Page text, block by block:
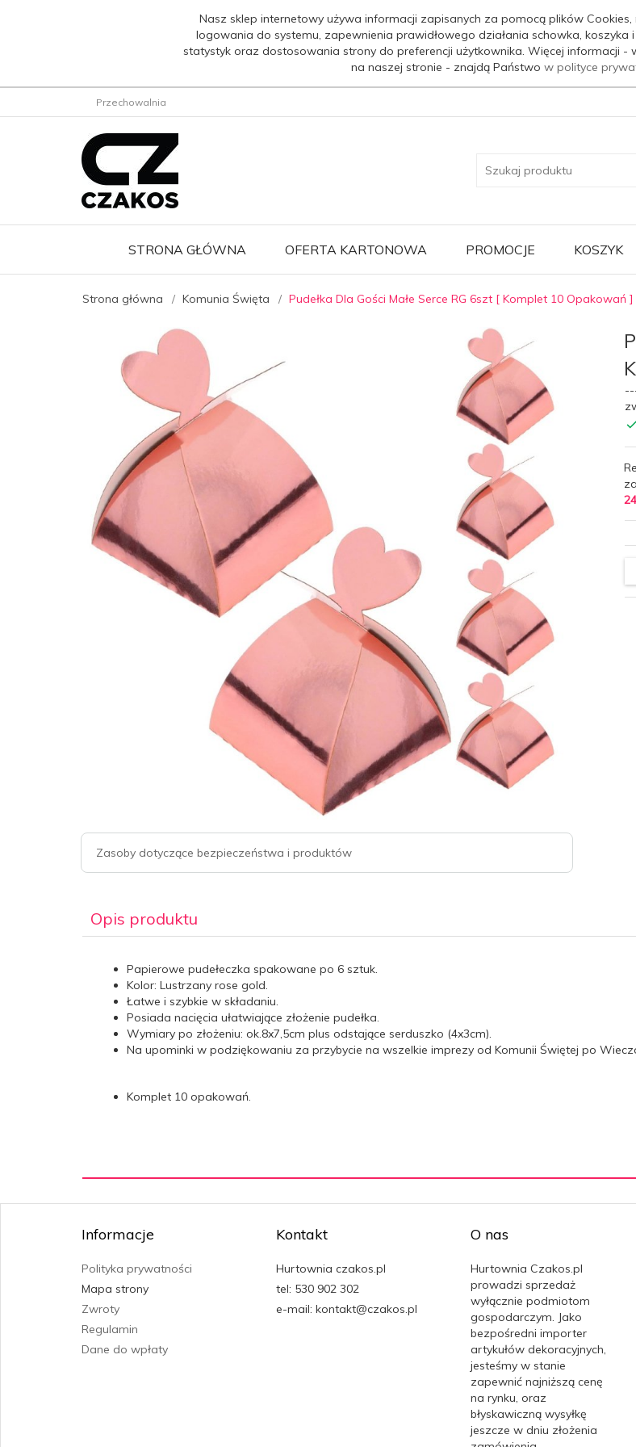
Nasz sklep internetowy używa informacji zapisanych za pomocą plików
logowania do systemu, zapewnienia prawidłowego działania schowka, koszyka
statystyk oraz dostosowania strony do preferencji użytkownika. Więcej informacji -
na naszej stronie - znajdą Państwo w polityce
Przechowalnia
STRONA GŁÓWNA OFERTA KARTONOWA PROMOCJE KOSZYK
Strona główna Komunia Święta Pudełka Dla Gości Małe Serce RG 6szt [ Komplet 10 Opakowań ]
Zasoby dotyczące bezpieczeństwa i produktów
Opis produktu
Papierowe pudełeczka spakowane po 6 sztuk.
Kolor: Lustrzany rose gold.
Łatwe i szybkie w składaniu.
Posiada nacięcia ułatwiające złożenie pudełka.
Wymiary po złożeniu: ok.8x7,5cm plus odstające serduszko (4x3cm).
Na upominki w podziękowaniu za przybycie na wszelkie imprezy od Komunii Świętej po
Komplet 10 opakowań.
Informacje
Polityka prywatności
Mapa strony
Zwroty
Regulamin
Dane do wpłaty
Kontakt
Hurtownia czakos.pl
tel: 530 902 302
e-mail: kontakt@czakos.pl
O nas
Hurtownia Czakos.pl
prowadzi sprzedaż
wyłącznie podmiotom
gospodarczym. Jako
bezpośredni importer
artykułów dekoracyjnych,
jesteśmy w stanie
zapewnić najniższą cenę
na rynku, oraz
błyskawiczną wysyłkę
jeszcze w dniu złożenia